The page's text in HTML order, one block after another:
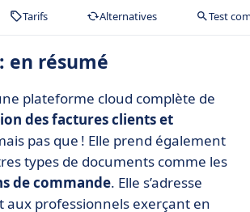
Tarifs Alternatives Test
en résumé
plateforme cloud complète de
des factures clients et
pas que ! Elle prend également
types de documents comme les
de commande. Elle s’adresse
aux professionnels exerçant en